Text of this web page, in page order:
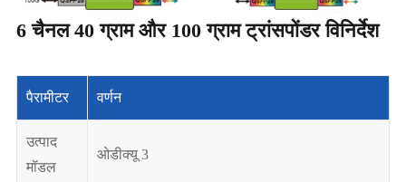
6 चैनल 40 ग्राम और 100 ग्राम ट्रांसपोंडर विनिर्देश
पैरामीटर वर्णन
उत्पाद
मॉडल
ओडीक्यू 3